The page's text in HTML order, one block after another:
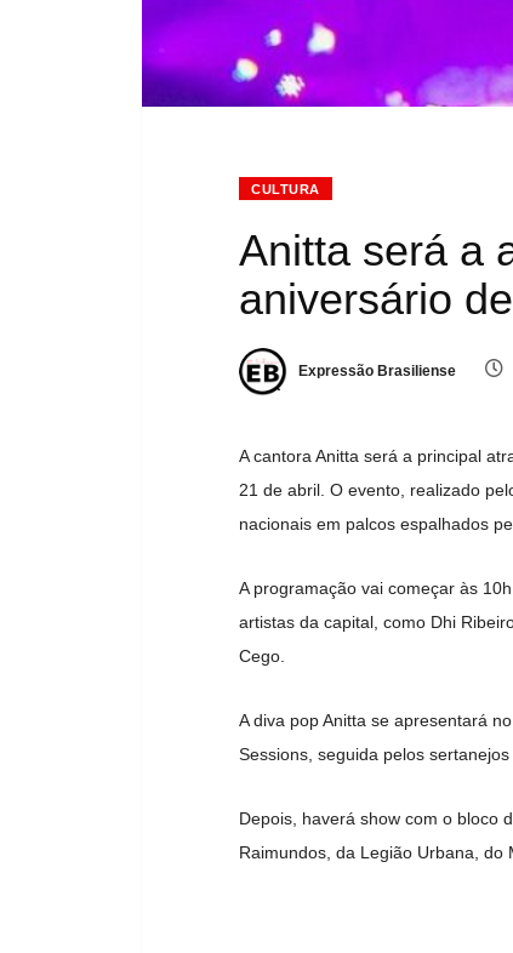
CULTURA
Anitta será a
aniversário
Expressão Brasiliense
A cantora Anitta será a principal
21 de abril. O evento, realizado
nacionais em palcos espalhados
A programação vai começar às
artistas da capital, como Dhi
Cego.
A diva pop Anitta se apresentará
Sessions, seguida pelos
Depois, haverá show com o bloco
Raimundos, da Legião Urbana, do